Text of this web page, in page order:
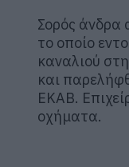
Σορός άνδρα
το οποίο
καναλιού
και
ΕΚΑΒ.
οχήματα.